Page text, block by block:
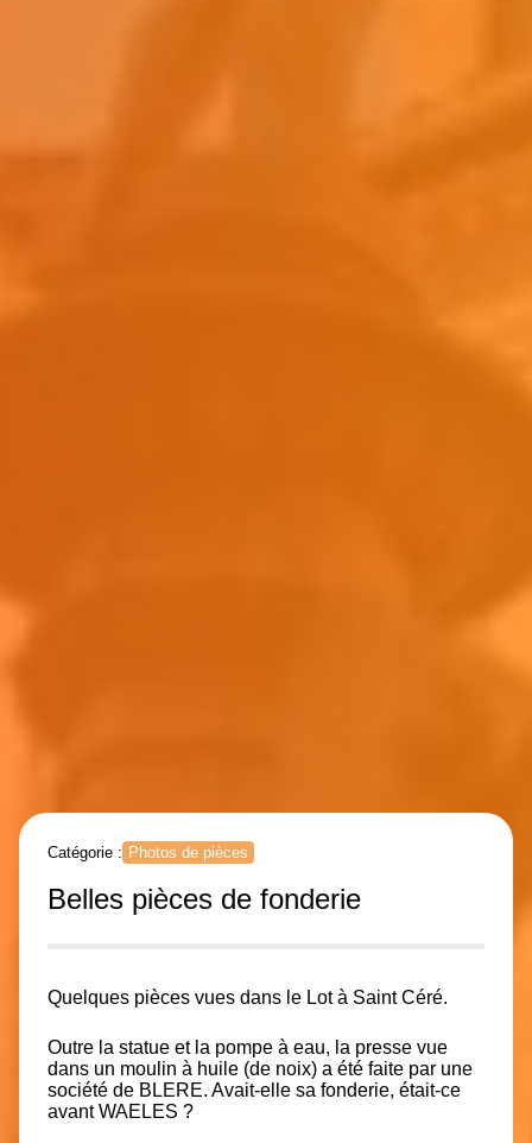
Catégorie : Photos de pièces
Belles pièces de fonderie
Quelques pièces vues dans le Lot à Saint Céré.
Outre la statue et la pompe à eau, la presse vue
dans un moulin à huile (de noix) a été faite par une
société de BLERE. Avait-elle sa fonderie, était-ce
avant WAELES ?